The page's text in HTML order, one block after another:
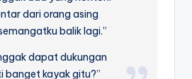
dari orang asing
balik lagi.”
dapat dukungan
banget kayak gitu?”